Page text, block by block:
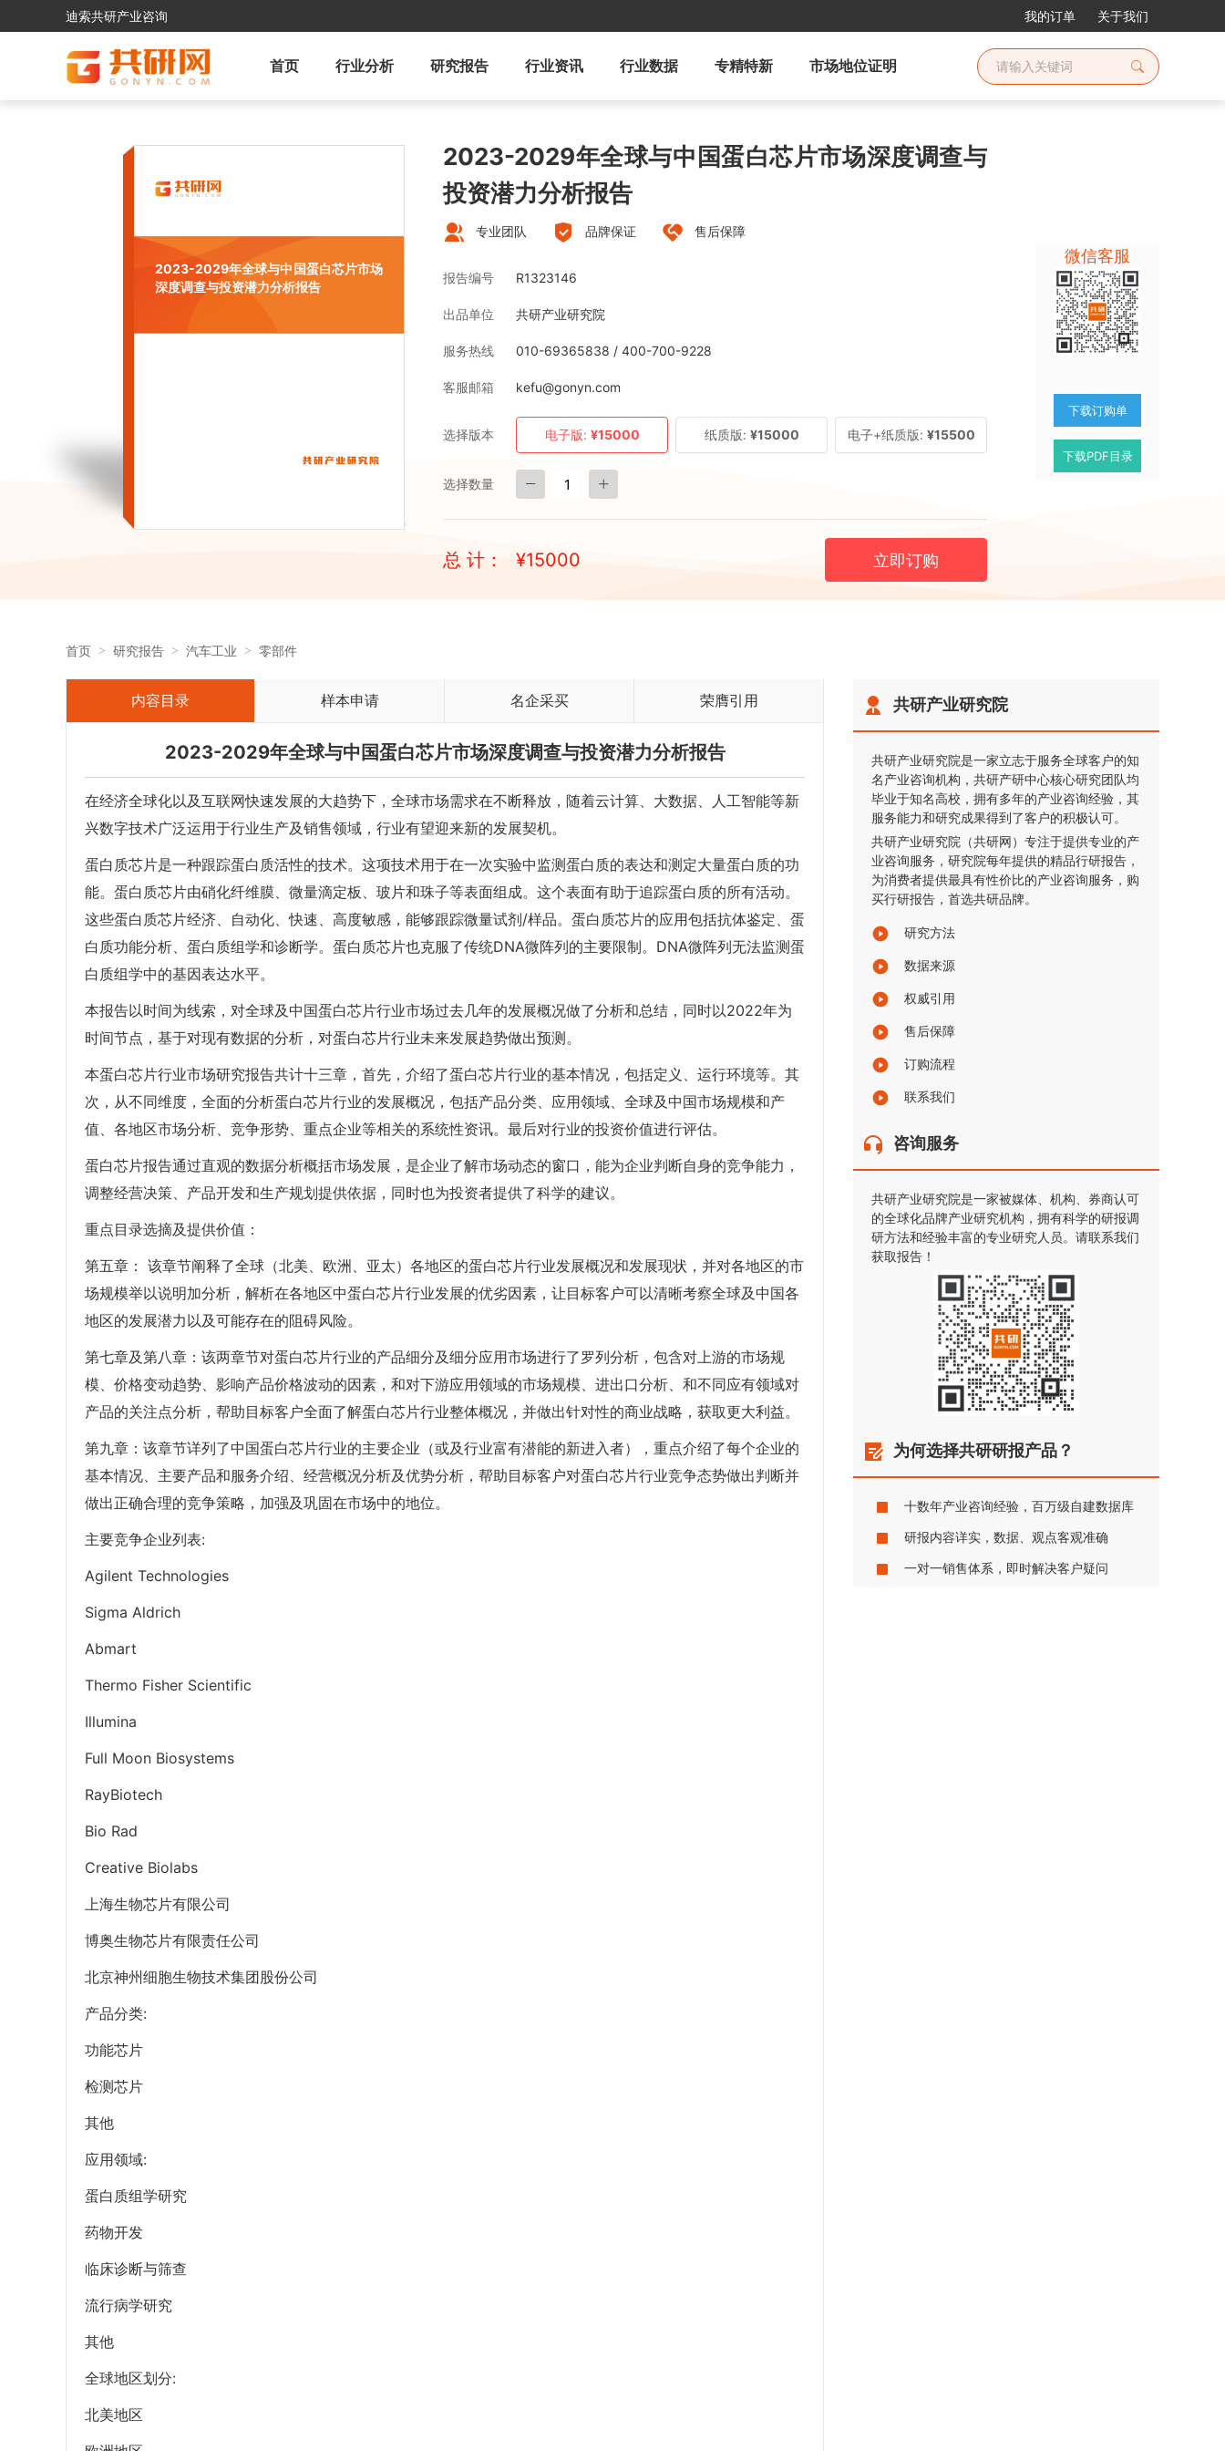
迪索共研产业咨询 我的订单 关于我们
首页 行业分析 研究报告 行业资讯 行业数据 专精特新 市场地位证明
2023-2029年全球与中国蛋白芯片市场
深度调查与投资潜力分析报告
2023-2029年全球与中国蛋白芯片市场深度调查与
投资潜力分析报告
专业团队 品牌保证 售后保障
报告编号 R1323146
出品单位 共研产业研究院
服务热线 010-69365838 / 400-700-9228
客服邮箱 kefu@gonyn.com
选择版本 电子版: ¥15000 纸质版: ¥15000 电子+纸质版: ¥15500
选择数量
总 计： ¥15000 立即订购
微信客服
下载订购单
下载PDF目录
首页 研究报告 汽车工业 零部件
内容目录 样本申请 名企采买 荣膺引用
2023-2029年全球与中国蛋白芯片市场深度调查与投资潜力分析报告
在经济全球化以及互联网快速发展的大趋势下，全球市场需求在不断释放，随着云计算、大数据、人工智能等新
兴数字技术广泛运用于行业生产及销售领域，行业有望迎来新的发展契机。
蛋白质芯片是一种跟踪蛋白质活性的技术。这项技术用于在一次实验中监测蛋白质的表达和测定大量蛋白质的功
能。蛋白质芯片由硝化纤维膜、微量滴定板、玻片和珠子等表面组成。这个表面有助于追踪蛋白质的所有活动。
这些蛋白质芯片经济、自动化、快速、高度敏感，能够跟踪微量试剂/样品。蛋白质芯片的应用包括抗体鉴定、蛋
白质功能分析、蛋白质组学和诊断学。蛋白质芯片也克服了传统DNA微阵列的主要限制。DNA微阵列无法监测蛋
白质组学中的基因表达水平。
本报告以时间为线索，对全球及中国蛋白芯片行业市场过去几年的发展概况做了分析和总结，同时以2022年为
时间节点，基于对现有数据的分析，对蛋白芯片行业未来发展趋势做出预测。
本蛋白芯片行业市场研究报告共计十三章，首先，介绍了蛋白芯片行业的基本情况，包括定义、运行环境等。其
次，从不同维度，全面的分析蛋白芯片行业的发展概况，包括产品分类、应用领域、全球及中国市场规模和产
值、各地区市场分析、竞争形势、重点企业等相关的系统性资讯。最后对行业的投资价值进行评估。
蛋白芯片报告通过直观的数据分析概括市场发展，是企业了解市场动态的窗口，能为企业判断自身的竞争能力，
调整经营决策、产品开发和生产规划提供依据，同时也为投资者提供了科学的建议。
重点目录选摘及提供价值：
第五章： 该章节阐释了全球（北美、欧洲、亚太）各地区的蛋白芯片行业发展概况和发展现状，并对各地区的市
场规模举以说明加分析，解析在各地区中蛋白芯片行业发展的优劣因素，让目标客户可以清晰考察全球及中国各
地区的发展潜力以及可能存在的阻碍风险。
第七章及第八章：该两章节对蛋白芯片行业的产品细分及细分应用市场进行了罗列分析，包含对上游的市场规
模、价格变动趋势、影响产品价格波动的因素，和对下游应用领域的市场规模、进出口分析、和不同应有领域对
产品的关注点分析，帮助目标客户全面了解蛋白芯片行业整体概况，并做出针对性的商业战略，获取更大利益。
第九章：该章节详列了中国蛋白芯片行业的主要企业（或及行业富有潜能的新进入者），重点介绍了每个企业的
基本情况、主要产品和服务介绍、经营概况分析及优势分析，帮助目标客户对蛋白芯片行业竞争态势做出判断并
做出正确合理的竞争策略，加强及巩固在市场中的地位。
主要竞争企业列表:
Agilent Technologies
Sigma Aldrich
Abmart
Thermo Fisher Scientific
Illumina
Full Moon Biosystems
RayBiotech
Bio Rad
Creative Biolabs
上海生物芯片有限公司
博奥生物芯片有限责任公司
北京神州细胞生物技术集团股份公司
产品分类:
功能芯片
检测芯片
其他
应用领域:
蛋白质组学研究
药物开发
临床诊断与筛查
流行病学研究
其他
全球地区划分:
北美地区
共研产业研究院
共研产业研究院是一家立志于服务全球客户的知
名产业咨询机构，共研产研中心核心研究团队均
毕业于知名高校，拥有多年的产业咨询经验，其
服务能力和研究成果得到了客户的积极认可。
共研产业研究院（共研网）专注于提供专业的产
业咨询服务，研究院每年提供的精品行研报告，
为消费者提供最具有性价比的产业咨询服务，购
买行研报告，首选共研品牌。
研究方法
数据来源
权威引用
售后保障
订购流程
联系我们
咨询服务
共研产业研究院是一家被媒体、机构、券商认可
的全球化品牌产业研究机构，拥有科学的研报调
研方法和经验丰富的专业研究人员。请联系我们
获取报告！
为何选择共研研报产品？
十数年产业咨询经验，百万级自建数据库
研报内容详实，数据、观点客观准确
一对一销售体系，即时解决客户疑问